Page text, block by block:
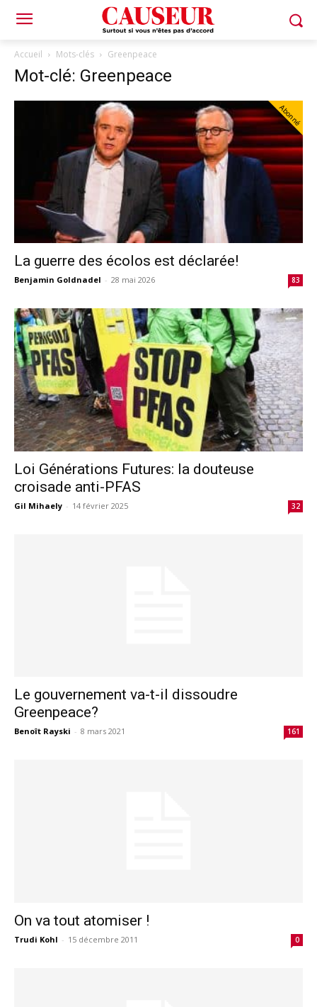
Accueil Mots-clés Greenpeace
Mot-clé: Greenpeace
Abonné
La guerre des écolos est déclarée!
Benjamin Goldnadel - 28 mai 2026 83
Loi Générations Futures: la douteuse
croisade anti-PFAS
Gil Mihaely - 14 février 2025 32
Le gouvernement va-t-il dissoudre
Greenpeace?
Benoît Rayski - 8 mars 2021 161
On va tout atomiser !
Trudi Kohl - 15 décembre 2011 0